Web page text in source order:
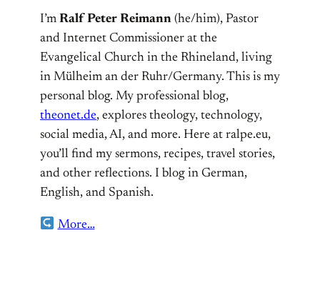
I’m Ralf Peter Reimann (he/him), Pastor
and Internet Commissioner at the
Evangelical Church in the Rhineland, living
in Mülheim an der Ruhr/Germany. This is my
personal blog. My professional blog,
theonet.de, explores theology, technology,
social media, AI, and more. Here at ralpe.eu,
you’ll find my sermons, recipes, travel stories,
and other reflections. I blog in German,
English, and Spanish.
More…